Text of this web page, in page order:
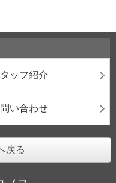
ッフ紹介
い合わせ
戻る